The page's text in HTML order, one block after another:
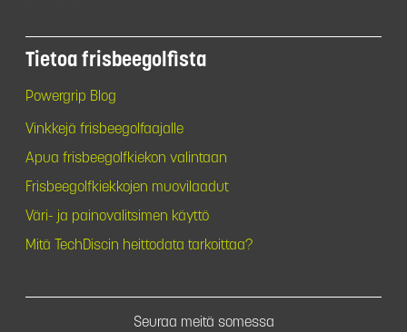
Tietoa frisbeegolfista
Powergrip Blog
Vinkkejä frisbeegolfaajalle
Apua frisbeegolfkiekon valintaan
Frisbeegolfkiekkojen muovilaadut
Väri- ja painovalitsimen käyttö
Mitä TechDiscin heittodata tarkoittaa?
Seuraa meitä somessa